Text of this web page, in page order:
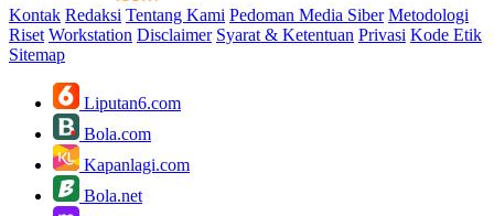
Kontak Redaksi Tentang Kami Pedoman Media Siber Metodologi
Riset Workstation Disclaimer Syarat & Ketentuan Privasi Kode Etik
Sitemap
Liputan6.com
Bola.com
Kapanlagi.com
Bola.net